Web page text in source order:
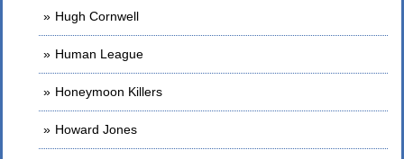
Hugh Cornwell
Human League
Honeymoon Killers
Howard Jones